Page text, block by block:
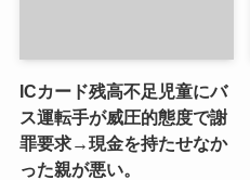
ICカード残高不足児童にバ
ス運転手が威圧的態度で謝
罪要求→現金を持たせなか
った親が悪い。